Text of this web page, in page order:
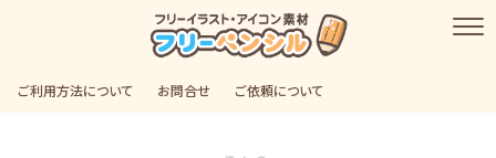
ご利用方法について お問合せ ご依頼について